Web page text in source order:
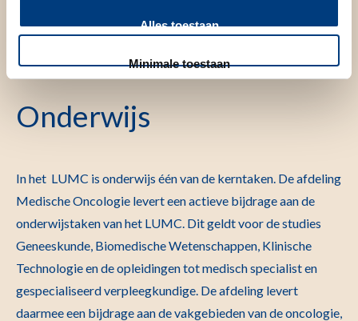
Alles toestaan
Minimale toestaan
Onderwijs
In het LUMC is onderwijs één van de kerntaken. De afdeling
Medische Oncologie levert een actieve bijdrage aan de
onderwijstaken van het LUMC. Dit geldt voor de studies
Geneeskunde, Biomedische Wetenschappen, Klinische
Technologie en de opleidingen tot medisch specialist en
gespecialiseerd verpleegkundige. De afdeling levert
daarmee een bijdrage aan de vakgebieden van de oncologie,